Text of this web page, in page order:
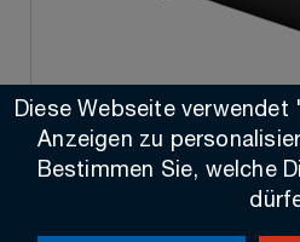
PPS1 TCCC - T CC
Diese Webseite
Anzeigen zu
Bestimmen Sie, welche